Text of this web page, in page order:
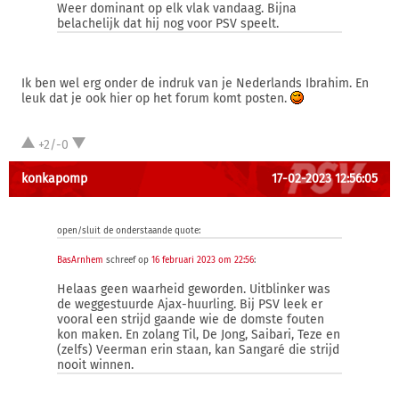
Weer dominant op elk vlak vandaag. Bijna
belachelijk dat hij nog voor PSV speelt.
Ik ben wel erg onder de indruk van je Nederlands Ibrahim. En
leuk dat je ook hier op het forum komt posten.
+2/-0
konkapomp 17-02-2023 12:56:05
open/sluit de onderstaande quote:
BasArnhem schreef op 16 februari 2023 om 22:56:
Helaas geen waarheid geworden. Uitblinker was
de weggestuurde Ajax-huurling. Bij PSV leek er
vooral een strijd gaande wie de domste fouten
kon maken. En zolang Til, De Jong, Saibari, Teze en
(zelfs) Veerman erin staan, kan Sangaré die strijd
nooit winnen.